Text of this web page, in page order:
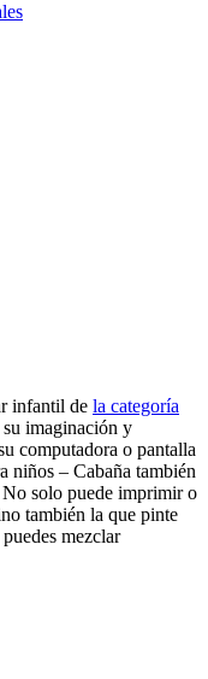
infantil de la categoría
su imaginación y
computadora o pantalla
niños – Cabaña también
solo puede imprimir o
también la que pinte
puedes mezclar